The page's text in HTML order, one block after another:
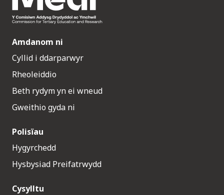
Amdanom ni
Cyllid i ddarparwyr
Rheoleiddio
Beth rydym yn ei wneud
Gweithio gyda ni
Polisïau
Hygyrchedd
Hysbysiad Preifatrwydd
Cysylltu